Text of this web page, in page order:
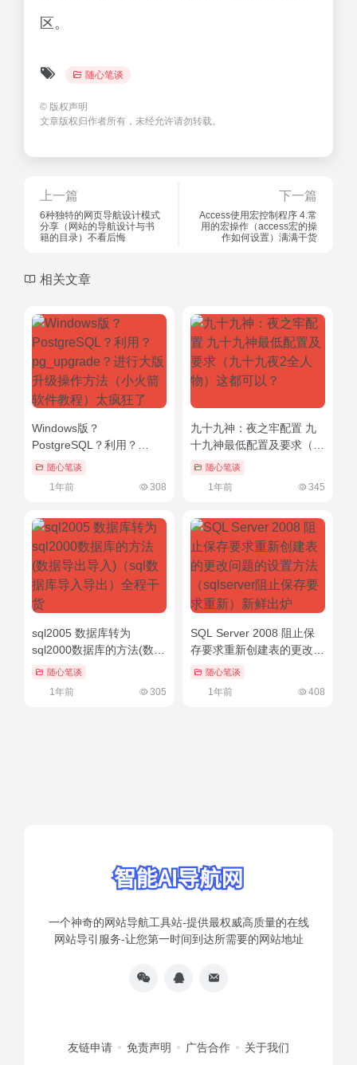
区。
随心笔谈
© 版权声明
文章版权归作者所有，未经允许请勿转载。
上一篇
6种独特的网页导航设计模式
分享（网站的导航设计与书
籍的目录）不看后悔
下一篇
Access使用宏控制程序 4.常
用的宏操作（access宏的操
作如何设置）满满干货
相关文章
Windows版？
PostgreSQL？利用？
pg_upgrade？进行大版升
程）太疯狂了
随心笔谈
1年前 308
九十九神：夜之牢配置 九
十九神最低配置及要求（九
十九夜2全人物）这都可
随心笔谈
1年前 345
sql2005 数据库转为
sql2000数据库的方法(数据
导出导入)（sql数据库导入
随心笔谈
1年前 305
SQL Server 2008 阻止保
存要求重新创建表的更改问
题的设置方法（sqlserver
随心笔谈
1年前 408
一个神奇的网站导航工具站-提供最权威高质量的在线
网站导引服务-让您第一时间到达所需要的网站地址
友链申请 免责声明 广告合作 关于我们